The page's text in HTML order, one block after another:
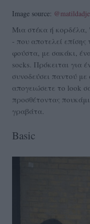
Image source:
Μια στέκα ή κορδέλα,
- που αποτελεί
φούστα, με σακάκι,
socks. Πρόκειται για
συνοδεύσει παντού
απογειώσετε το look
προσθέτοντας
γραβάτα.
Basic